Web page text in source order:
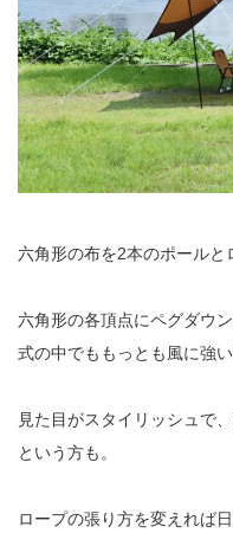
六角形の布を2本のポールと
六角形の各頂点にペグダウ
式の中でももっとも風に強い
見た目がスタイリッシュで
という方も。
ロープの張り方を変えれば